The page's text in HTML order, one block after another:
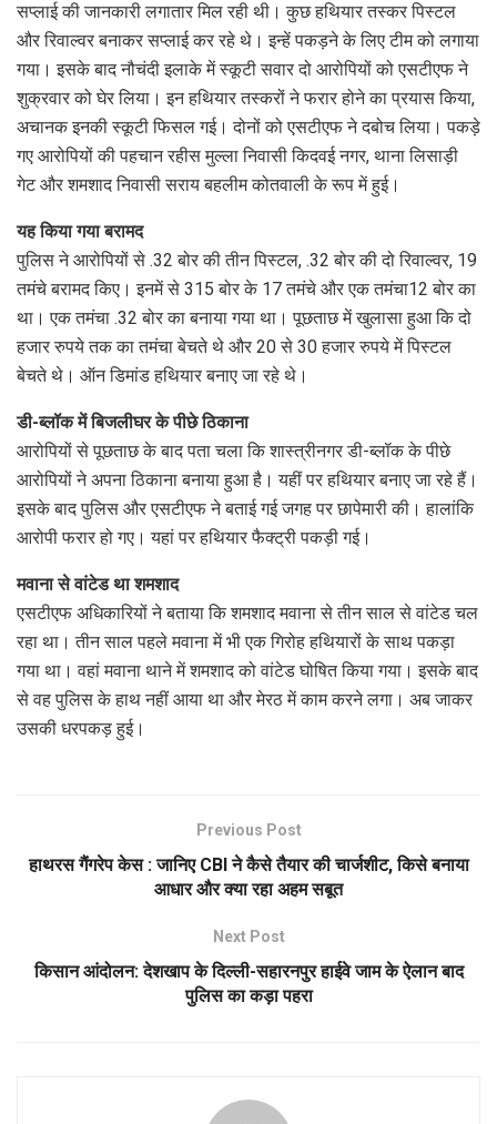
सप्लाई की जानकारी लगातार मिल रही थी। कुछ हथियार तस्कर पिस्टल
और रिवाल्वर बनाकर सप्लाई कर रहे थे। इन्हें पकड़ने के लिए टीम को लगाया
गया। इसके बाद नौचंदी इलाके में स्कूटी सवार दो आरोपियों को एसटीएफ ने
शुक्रवार को घेर लिया। इन हथियार तस्करों ने फरार होने का प्रयास किया,
अचानक इनकी स्कूटी फिसल गई। दोनों को एसटीएफ ने दबोच लिया। पकड़े
गए आरोपियों की पहचान रहीस मुल्ला निवासी किदवई नगर, थाना लिसाड़ी
गेट और शमशाद निवासी सराय बहलीम कोतवाली के रूप में हुई।
यह किया गया बरामद
पुलिस ने आरोपियों से .32 बोर की तीन पिस्टल, .32 बोर की दो रिवाल्वर, 19
तमंचे बरामद किए। इनमें से 315 बोर के 17 तमंचे और एक तमंचा12 बोर का
था। एक तमंचा .32 बोर का बनाया गया था। पूछताछ में खुलासा हुआ कि दो
हजार रुपये तक का तमंचा बेचते थे और 20 से 30 हजार रुपये में पिस्टल
बेचते थे। ऑन डिमांड हथियार बनाए जा रहे थे।
डी-ब्लॉक में बिजलीघर के पीछे ठिकाना
आरोपियों से पूछताछ के बाद पता चला कि शास्त्रीनगर डी-ब्लॉक के पीछे
आरोपियों ने अपना ठिकाना बनाया हुआ है। यहीं पर हथियार बनाए जा रहे हैं।
इसके बाद पुलिस और एसटीएफ ने बताई गई जगह पर छापेमारी की। हालांकि
आरोपी फरार हो गए। यहां पर हथियार फैक्ट्री पकड़ी गई।
मवाना से वांटेड था शमशाद
एसटीएफ अधिकारियों ने बताया कि शमशाद मवाना से तीन साल से वांटेड चल
रहा था। तीन साल पहले मवाना में भी एक गिरोह हथियारों के साथ पकड़ा
गया था। वहां मवाना थाने में शमशाद को वांटेड घोषित किया गया। इसके बाद
से वह पुलिस के हाथ नहीं आया था और मेरठ में काम करने लगा। अब जाकर
उसकी धरपकड़ हुई।
Previous Post
हाथरस गैंगरेप केस : जानिए CBI ने कैसे तैयार की चार्जशीट, किसे बनाया
आधार और क्या रहा अहम सबूत
Next Post
किसान आंदोलन: देशखाप के दिल्ली-सहारनपुर हाईवे जाम के ऐलान बाद
पुलिस का कड़ा पहरा